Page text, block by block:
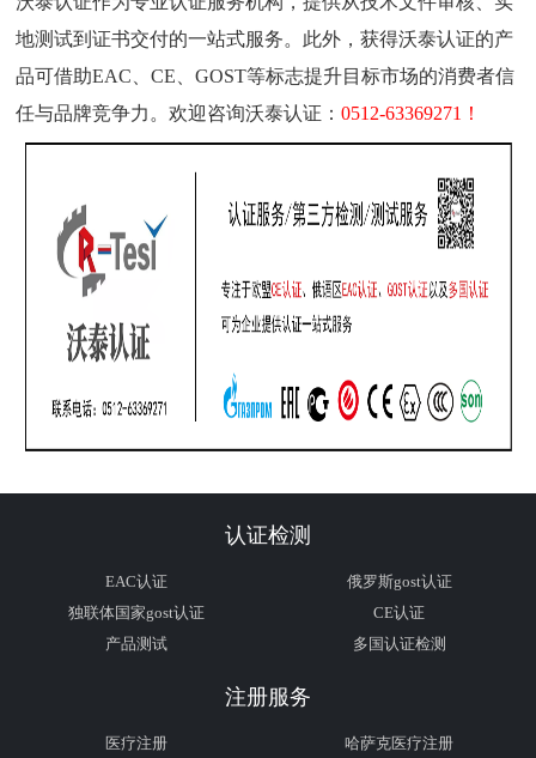
地测试到证书交付的一站式服务。 此外，获得沃泰认证的产
品可借助EAC 、CE 、GOST等标志提升目标市场的消费者信
任与品牌竞争力 。欢迎咨询沃泰认证：0512-63369271！
认证检测
EAC认证
俄罗斯gost认证
独联体国家gost认证
CE认证
产品测试
多国认证检测
注册服务
医疗注册 哈萨克医疗注册